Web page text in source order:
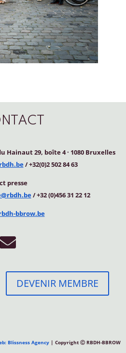
Hainaut 29, boîte 4· 1080 Bruxelles
/ +32(0)2 502 84 63
presse
/ +32 (0)456 31 22 12
bbrow.be
DEVENIR MEMBRE
Blissness Agency | Copyright Ⓒ RBDH-BBROW